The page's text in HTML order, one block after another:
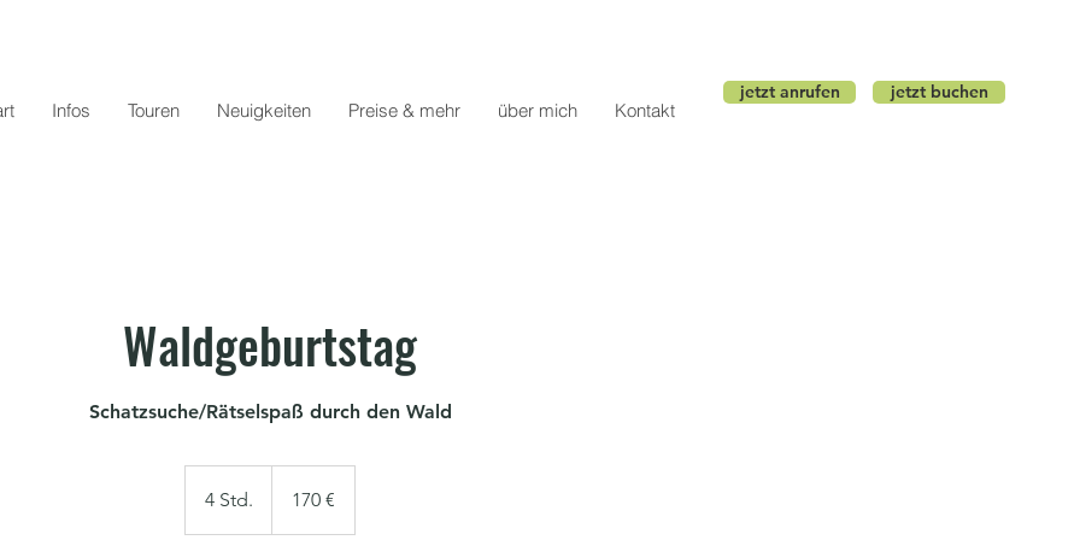
Infos Touren Neuigkeiten Preise & mehr über mich Kontakt
jetzt anrufen jetzt buchen
Waldgeburtstag
Schatzsuche/Rätselspaß durch den Wald
4 Std.
S
170 €